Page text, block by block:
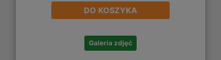
DO KOSZYKA
Galeria zdjęć